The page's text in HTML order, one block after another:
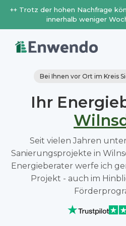
++ Trotz der hohen Nachfrage
innerhalb weniger
Bei Ihnen vor Ort im Kreis
Ihr
Seit vielen Jahren
Sanierungsprojekte in
Energieberater werfe ich
Projekt - auch im